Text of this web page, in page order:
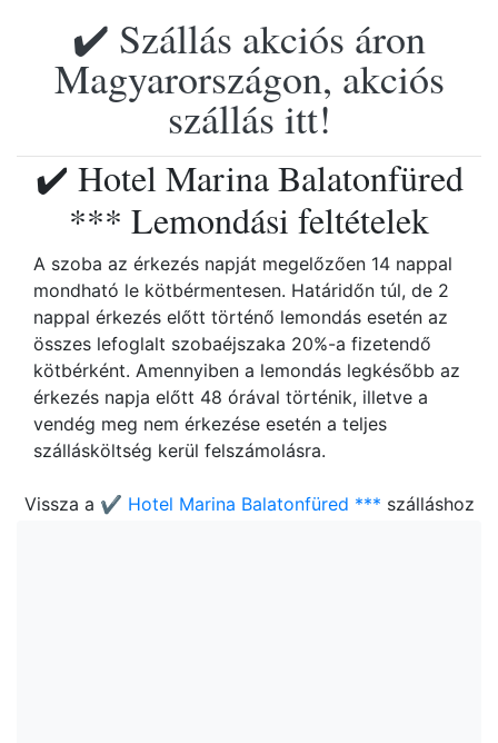
✔️ Szállás akciós áron
Magyarországon, akciós
szállás itt!
✔️ Hotel Marina Balatonfüred
*** Lemondási feltételek
A szoba az érkezés napját megelőzően 14 nappal
mondható le kötbérmentesen. Határidőn túl, de 2
nappal érkezés előtt történő lemondás esetén az
összes lefoglalt szobaéjszaka 20%-a fizetendő
kötbérként. Amennyiben a lemondás legkésőbb az
érkezés napja előtt 48 órával történik, illetve a
vendég meg nem érkezése esetén a teljes
szállásköltség kerül felszámolásra.
Vissza a ✔️ Hotel Marina Balatonfüred *** szálláshoz